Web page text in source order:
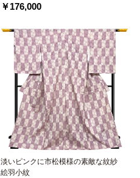
￥176,000
淡いピンクに市松模様の素敵な紋紗
絵羽小紋